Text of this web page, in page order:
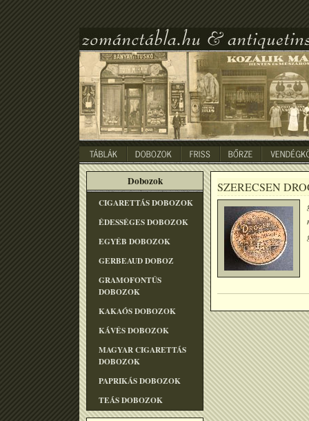
Dobozok
CIGARETTÁS DOBOZOK
ÉDESSÉGES DOBOZOK
EGYÉB DOBOZOK
GERBEAUD DOBOZ
GRAMOFONTÛS
DOBOZOK
KAKAÓS DOBOZOK
KÁVÉS DOBOZOK
MAGYAR CIGARETTÁS
DOBOZOK
PAPRIKÁS DOBOZOK
TEÁS DOBOZOK
SZERECSEN